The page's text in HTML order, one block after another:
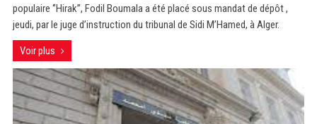
populaire ‘’Hirak’’, Fodil Boumala a été placé sous mandat de dépôt ,
jeudi, par le juge d’instruction du tribunal de Sidi M’Hamed, à Alger.
Voir plus